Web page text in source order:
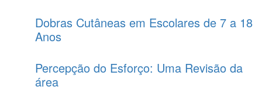
Dobras Cutâneas em Escolares de 7 a 18
Anos
Percepção do Esforço: Uma Revisão da
área